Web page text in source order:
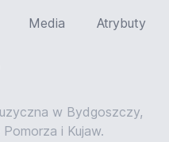
Media Atrybuty
w Bydgoszczy,
i Kujaw.